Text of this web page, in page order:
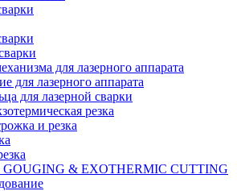
для лазерного аппарата
для лазерного аппарата
для лазерной сварки
резка
и резка
GOUGING & EXOTHERMIC CUTTING